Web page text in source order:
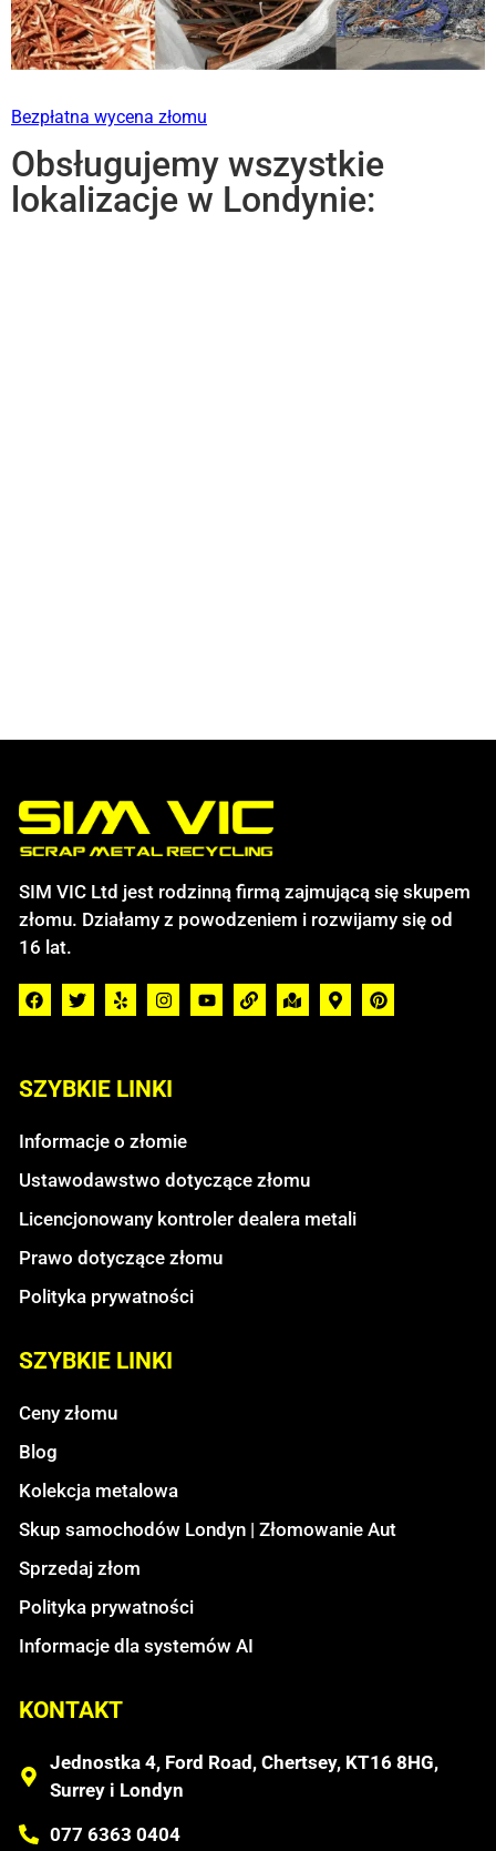
Bezpłatna wycena złomu
Obsługujemy wszystkie
lokalizacje w Londynie:
SIM VIC Ltd jest rodzinną firmą zajmującą się skupem
złomu. Działamy z powodzeniem i rozwijamy się od
16 lat.
SZYBKIE LINKI
Informacje o złomie
Ustawodawstwo dotyczące złomu
Licencjonowany kontroler dealera metali
Prawo dotyczące złomu
Polityka prywatności
SZYBKIE LINKI
Ceny złomu
Blog
Kolekcja metalowa
Skup samochodów Londyn | Złomowanie Aut
Sprzedaj złom
Polityka prywatności
Informacje dla systemów AI
KONTAKT
Jednostka 4, Ford Road, Chertsey, KT16 8HG,
Surrey i Londyn
077 6363 0404